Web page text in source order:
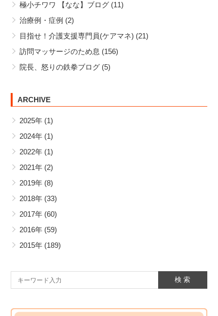
極小チワワ 【なな】ブログ (11)
治療例・症例 (2)
目指せ！介護支援専門員(ケアマネ) (21)
訪問マッサージのため息 (156)
院長、怒りの鉄拳ブログ (5)
ARCHIVE
2025年 (1)
2024年 (1)
2022年 (1)
2021年 (2)
2019年 (8)
2018年 (33)
2017年 (60)
2016年 (59)
2015年 (189)